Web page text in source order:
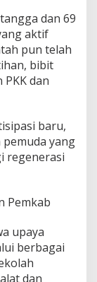
dan 69
aktif
pun telah
bibit
dan
baru,
yang
regenerasi
Pemkab
upaya
berbagai
dan